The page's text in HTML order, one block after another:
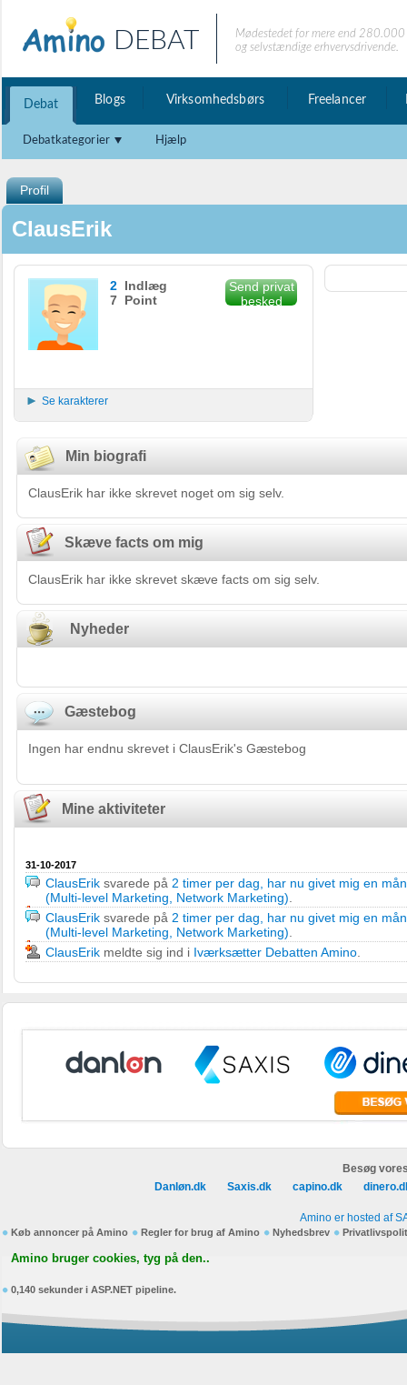
DEBAT
Mødestedet for mere end
og selvstændige erhvervsdrivende.
Debat Blogs Virksomhedsbørs Freelancer
Debatkategorier Hjælp
Profil
ClausErik
2 Indlæg
7 Point
Send privat
besked
Se karakterer
Min biografi
ClausErik har ikke skrevet noget om sig selv.
Skæve facts om mig
ClausErik har ikke skrevet skæve facts om sig selv.
Nyheder
Gæstebog
Ingen har endnu skrevet i ClausErik's Gæstebog
Mine aktiviteter
31-10-2017
ClausErik svarede på 2 timer per dag, har nu givet mig en
(Multi-level Marketing, Network Marketing)
ClausErik svarede på 2 timer per dag, har nu givet mig en
(Multi-level Marketing, Network Marketing)
ClausErik meldte sig ind i Iværksætter Debatten Amino
Besøg
Danløn.dk
Saxis.dk capino.dk
Amino er hosted af
Køb annoncer på Amino Regler for brug af Amino Nyhedsbrev
Amino bruger cookies, tyg på den..
0,140 sekunder i ASP.NET pipeline.